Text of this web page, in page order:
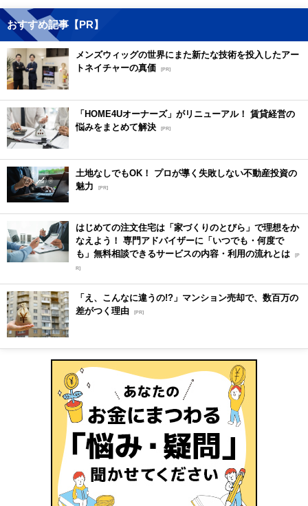
おすすめ記事【PR】
メンズウィッグの世界にまた新たな技術を投入したアー
トネイチャーの真価 [PR]
「HOME4Uオーナーズ」がリニューアル！ 賃貸経営の
悩みをまとめて解決 [PR]
土地なしでもOK！ プロが導く失敗しない不動産投資の
魅力
[PR]
はじめての注文住宅は「家づくりのとびら」で理想をか
なえよう！ 専門アドバイザーに「いつでも・何度で
も」無料相談できるサービスの内容・利用の流れとは [P
R]
「え、こんなに違うの!?」マンション売却で、数百万の
差がつく理由 [PR]